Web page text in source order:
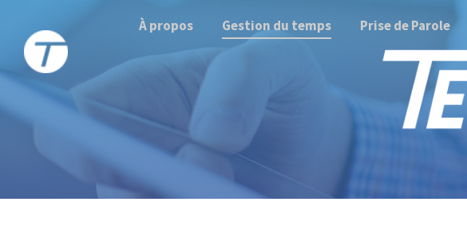
À propos Gestion du temps Prise de Parole